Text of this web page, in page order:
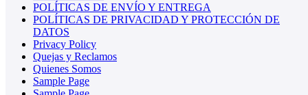
POLÍTICAS DE ENVÍO Y ENTREGA
POLÍTICAS DE PRIVACIDAD Y PROTECCIÓN DE
DATOS
Privacy Policy
Quejas y Reclamos
Quienes Somos
Sample Page